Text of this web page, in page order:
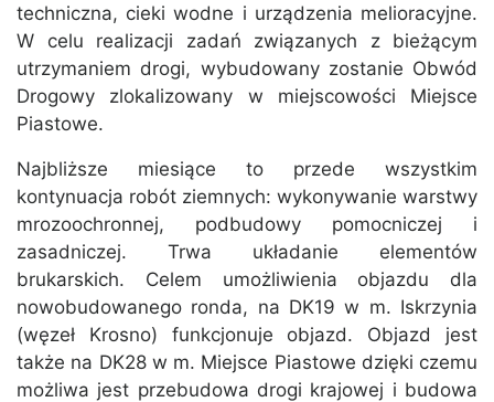
techniczna, cieki wodne i urządzenia melioracyjne.
W celu realizacji zadań związanych z bieżącym
utrzymaniem drogi, wybudowany zostanie Obwód
Drogowy zlokalizowany w miejscowości Miejsce
Piastowe.
Najbliższe miesiące to przede wszystkim
kontynuacja robót ziemnych: wykonywanie warstwy
mrozoochronnej, podbudowy pomocniczej i
zasadniczej. Trwa układanie elementów
brukarskich. Celem umożliwienia objazdu dla
nowobudowanego ronda, na DK19 w m. Iskrzynia
(węzeł Krosno) funkcjonuje objazd. Objazd jest
także na DK28 w m. Miejsce Piastowe dzięki czemu
możliwa jest przebudowa drogi krajowej i budowa